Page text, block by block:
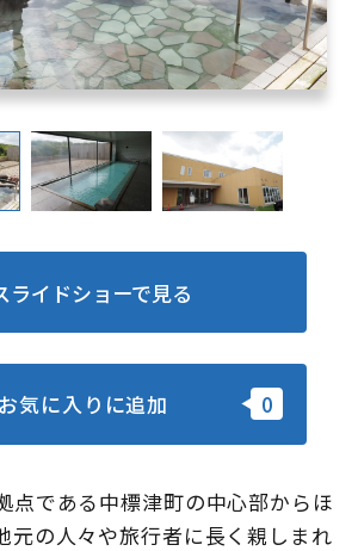
り
す
ギフト
点である中標津町の中心部からほ
元の人々や旅行者に長く親しまれ
ライドショーで見る
お気に入りに追加